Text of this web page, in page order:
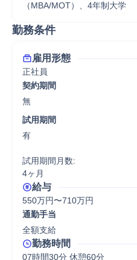
（MBA/MOT）、4年制大学
勤務条件
雇用形態
正社員
契約期間
無
試用期間
有
試用期間月数:
4ヶ月
給与
550万円〜710万円
通勤手当
全額支給
勤務時間
07時間30分 休憩60分